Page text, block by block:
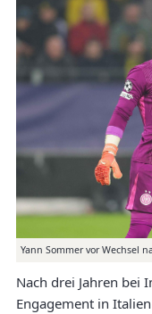
Yann Sommer vor Wechsel
Nach drei Jahren bei
Engagement in